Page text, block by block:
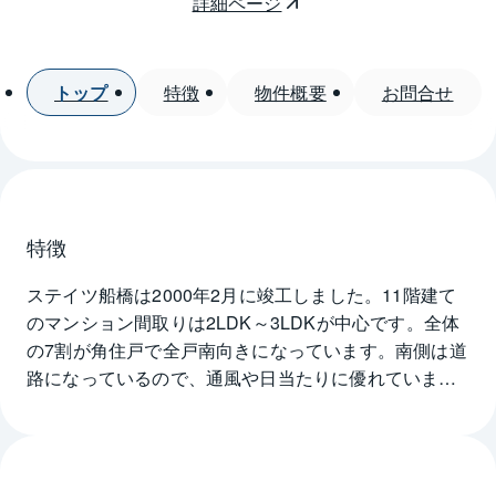
トップ 特徴 物件概要 お問合せ
特徴
ステイツ船橋は2000年2月に竣工しました。11階建て
のマンション間取りは2LDK～3LDKが中心です。全体
の7割が角住戸で全戸南向きになっています。南側は道
路になっているので、通風や日当たりに優れていま